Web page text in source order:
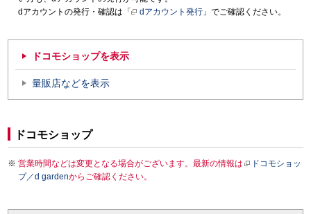
dアカウントの発行・確認は「
dアカウント発行 」でご確認ください。
ドコモショップを表示
量販店などを表示
ドコモショップ
営業時間などは変更となる場合がございます。最新の情報は
ドコモショッ
プ／d gardenからご確認ください。